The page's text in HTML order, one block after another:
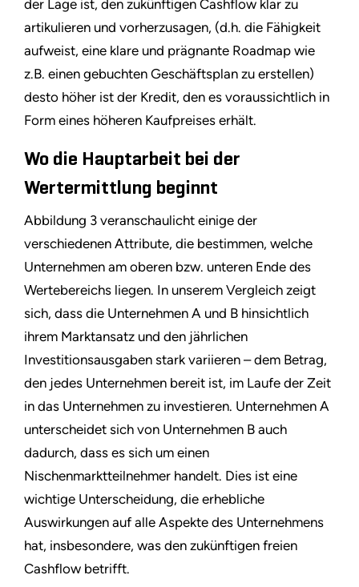
der Lage ist, den zukünftigen Cashflow klar zu
artikulieren und vorherzusagen, (d.h. die Fähigkeit
aufweist, eine klare und prägnante Roadmap wie
z.B. einen gebuchten Geschäftsplan zu erstellen)
desto höher ist der Kredit, den es voraussichtlich in
Form eines höheren Kaufpreises erhält.
Wo die Hauptarbeit bei der
Wertermittlung beginnt
Abbildung 3 veranschaulicht einige der
verschiedenen Attribute, die bestimmen, welche
Unternehmen am oberen bzw. unteren Ende des
Wertebereichs liegen. In unserem Vergleich zeigt
sich, dass die Unternehmen A und B hinsichtlich
ihrem Marktansatz und den jährlichen
Investitionsausgaben stark variieren – dem Betrag,
den jedes Unternehmen bereit ist, im Laufe der Zeit
in das Unternehmen zu investieren. Unternehmen A
unterscheidet sich von Unternehmen B auch
dadurch, dass es sich um einen
Nischenmarktteilnehmer handelt. Dies ist eine
wichtige Unterscheidung, die erhebliche
Auswirkungen auf alle Aspekte des Unternehmens
hat, insbesondere, was den zukünftigen freien
Cashflow betrifft.